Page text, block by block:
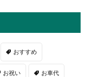
おすすめ
お祝い お車代